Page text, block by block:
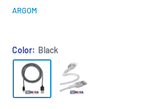
ARGOM
Color: Black